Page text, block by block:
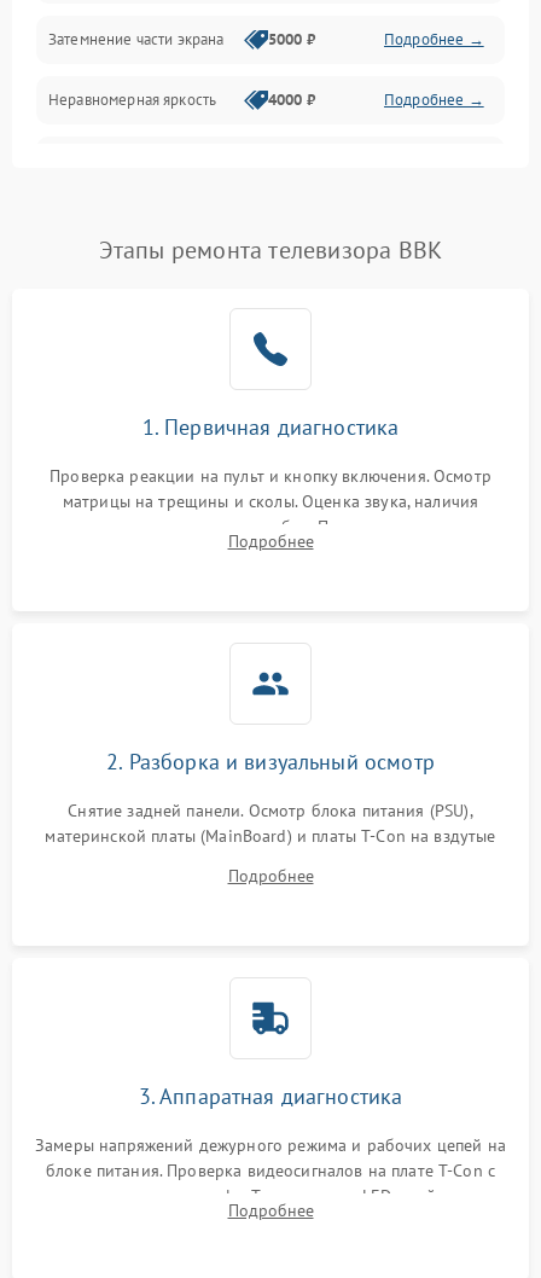
Механические повреждения
Программное обеспечение
Сеть и подключения
Затемнение части экрана 5000 ₽ Подробнее →
Неравномерная яркость 4000 ₽ Подробнее →
Этапы ремонта телевизора BBK
1. Первичная диагностика
Проверка реакции на пульт и кнопку включения. Осмотр
матрицы на трещины и сколы. Оценка звука, наличия
подсветки и индикаторов ошибок. Подключение тестовых
источников сигнала для выявления симптомов поломки.
Подробнее
2. Разборка и визуальный осмотр
Снятие задней панели. Осмотр блока питания (PSU),
материнской платы (MainBoard) и платы T-Con на вздутые
Проверка надежности фиксации и целостности шлейфов.
Подробнее
3. Аппаратная диагностика
Замеры напряжений дежурного режима и рабочих цепей на
блоке питания. Проверка видеосигналов на плате T-Con с
помощью осциллографа. Тестирование LED-драйвера и
светодиодных планок подсветки мультиметром.
Подробнее